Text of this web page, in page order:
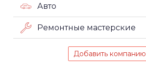
Авто
Ремонтные мастерские
Добавить компанию